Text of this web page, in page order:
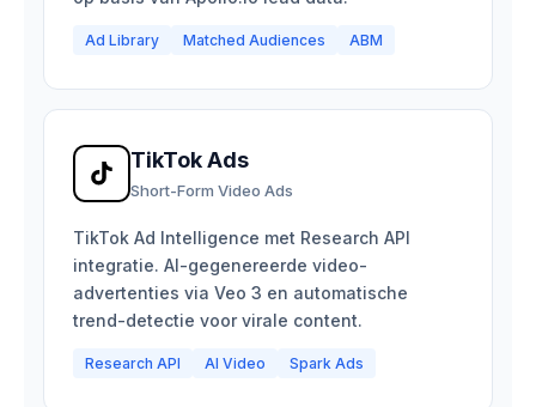
Ad Library Matched Audiences ABM
TikTok Ads
Short-Form Video Ads
TikTok Ad Intelligence met Research API
integratie. AI-gegenereerde video-
advertenties via Veo 3 en automatische
trend-detectie voor virale content.
Research API AI Video Spark Ads